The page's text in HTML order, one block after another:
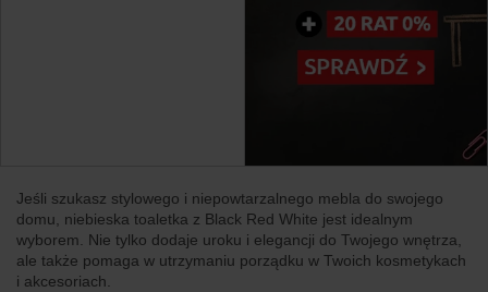
Jeśli szukasz stylowego i niepowtarzalnego mebla do swojego
domu, niebieska toaletka z Black Red White jest idealnym
wyborem. Nie tylko dodaje uroku i elegancji do Twojego wnętrza,
ale także pomaga w utrzymaniu porządku w Twoich kosmetykach
i akcesoriach.